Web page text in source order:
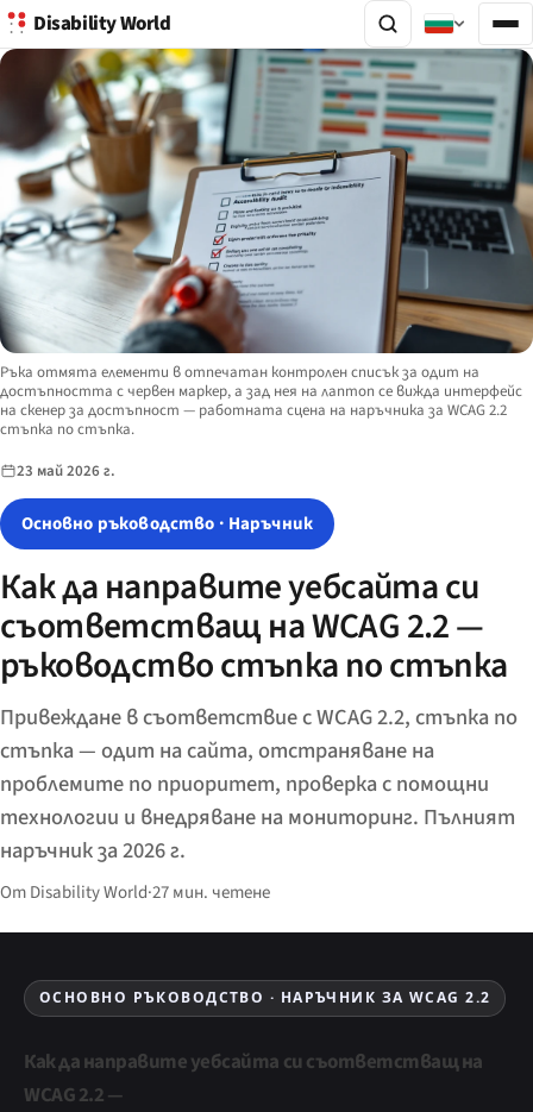
Disability World
Image description:
Ръка отмята елементи в отпечатан контролен списък за одит на
достъпността с червен маркер, а зад нея на лаптоп се вижда интерфейс
на скенер за достъпност — работната сцена на наръчника за WCAG 2.2
стъпка по стъпка.
23 май 2026 г.
Основно ръководство · Наръчник
Как да направите уебсайта си
съответстващ на WCAG 2.2 —
ръководство стъпка по стъпка
Привеждане в съответствие с WCAG 2.2, стъпка по
стъпка — одит на сайта, отстраняване на
проблемите по приоритет, проверка с помощни
технологии и внедряване на мониторинг. Пълният
наръчник за 2026 г.
От Disability World·27 мин. четене
ОСНОВНО РЪКОВОДСТВО · НАРЪЧНИК ЗА WCAG 2.2
Как да направите уебсайта си съответстващ на
WCAG 2.2 —